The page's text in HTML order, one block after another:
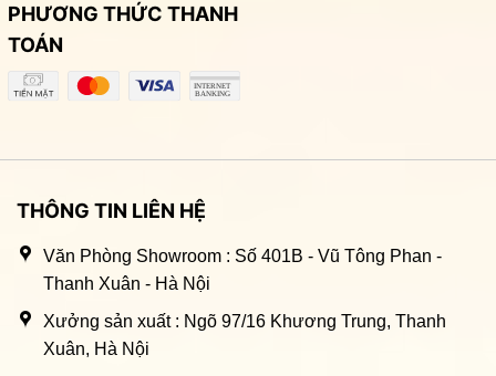
PHƯƠNG THỨC THANH
TOÁN
THÔNG TIN LIÊN HỆ
Văn Phòng Showroom : Số 401B - Vũ Tông Phan -
Thanh Xuân - Hà Nội
Xưởng sản xuất : Ngõ 97/16 Khương Trung, Thanh
Xuân, Hà Nội